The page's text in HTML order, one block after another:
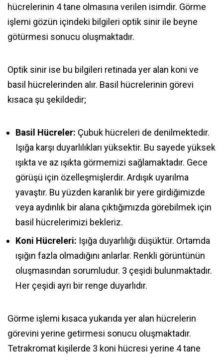
hücrelerinin 4 tane olmasına verilen isimdir. Görme
işlemi gözün içindeki bilgileri optik sinir ile beyne
götürmesi sonucu oluşmaktadır.
Optik sinir ise bu bilgileri retinada yer alan koni ve
basil hücrelerinden alır. Basil hücrelerinin görevi
kısaca şu şekildedir;
Basil Hücreler: Çubuk hücreleri de denilmektedir.
Işığa karşı duyarlılıkları yüksektir. Bu sayede yüksek
ışıkta ve az ışıkta görmemizi sağlamaktadır. Gece
görüşü için özelleşmişlerdir. Ardışık uyarılma
yavaştır. Bu yüzden karanlık bir yere girdiğimizde
veya aydınlık bir alana çıktığımızda görebilmek için
basil hücrelerimizi bekleriz.
Koni Hücreleri: Işığa duyarlılığı düşüktür. Ortamda
ışığın fazla olmadığını anlarlar. Renkli görüntünün
oluşmasından sorumludur. 3 çeşidi bulunmaktadır.
Her çeşidi ayrı bir renge duyarlıdır.
Görme işlemi kısaca yukarıda yer alan hücrelerin
görevini yerine getirmesi sonucu oluşmaktadır.
Tetrakromat kişilerde 3 koni hücresi yerine 4 tane